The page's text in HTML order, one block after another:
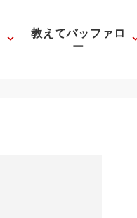
教えてバッファロ
ー